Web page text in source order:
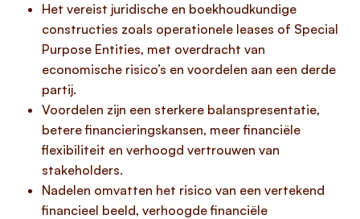
Het vereist juridische en boekhoudkundige
constructies zoals operationele leases of Special
Purpose Entities, met overdracht van
economische risico’s en voordelen aan een derde
partij.
Voordelen zijn een sterkere balanspresentatie,
betere financieringskansen, meer financiële
flexibiliteit en verhoogd vertrouwen van
stakeholders.
Nadelen omvatten het risico van een vertekend
financieel beeld, verhoogde financiële